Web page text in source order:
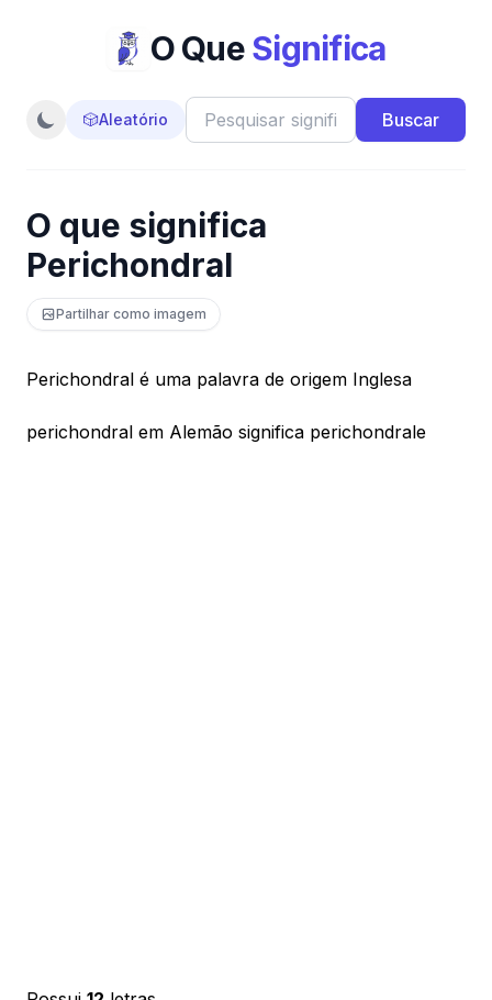
O QueSignifica
🎲Aleatório Buscar
O que significa
Perichondral
Partilhar como imagem
Perichondral é uma palavra de origem Inglesa
perichondral em Alemão significa perichondrale